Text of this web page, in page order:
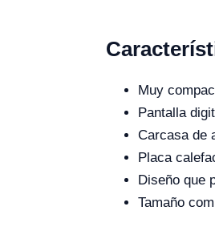
Muy
Pantalla
Carcasa de
Placa
Diseño que
Tamaño